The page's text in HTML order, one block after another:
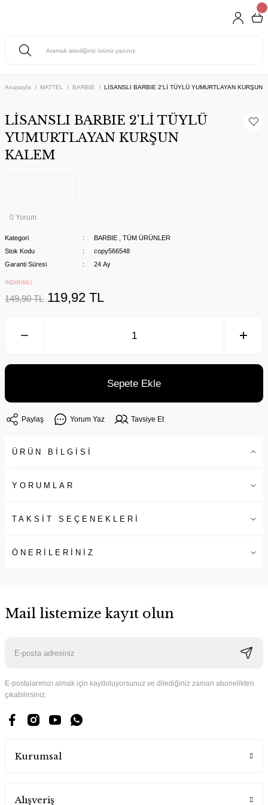
Anasayfa MATTEL BARBIE LİSANSLI BARBIE 2'Lİ TÜYLÜ YUMURTLAYAN KURŞUN
LİSANSLI BARBIE 2'Lİ TÜYLÜ
YUMURTLAYAN KURŞUN
KALEM
0 Yorum
Kategori BARBIE
TÜM ÜRÜNLER
Stok Kodu
copy566548
Garanti Süresi
24 Ay
İNDİRİMLİ
149,90 TL 119,92 TL
Sepete Ekle
Paylaş Yorum Yaz Tavsiye Et
ÜRÜN BİLGİSİ
YORUMLAR
TAKSİT SEÇENEKLERİ
ÖNERİLERİNİZ
Mail listemize kayıt olun
E-postalarımızı almak için kaydoluyorsunuz ve dilediğiniz zaman abonelikten
çıkabilirsiniz.
Kurumsal
Alışveriş